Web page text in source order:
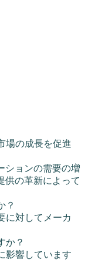
場の成長を促進
ションの需要の増
供の革新によって
？
に対してメーカ
か？
影響しています